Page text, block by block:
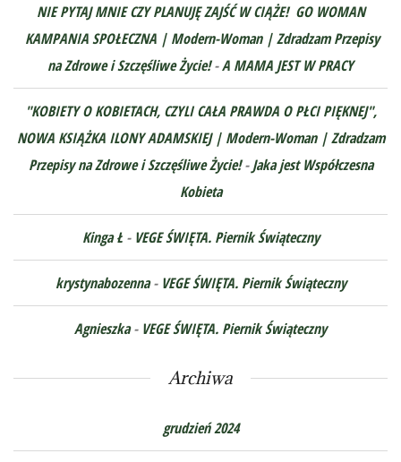
NIE PYTAJ MNIE CZY PLANUJĘ ZAJŚĆ W CIĄŻE! GO WOMAN
KAMPANIA SPOŁECZNA | Modern-Woman | Zdradzam Przepisy
na Zdrowe i Szczęśliwe Życie!-A MAMA JEST W PRACY
"KOBIETY O KOBIETACH, CZYLI CAŁA PRAWDA O PŁCI PIĘKNEJ",
NOWA KSIĄŻKA ILONY ADAMSKIEJ | Modern-Woman | Zdradzam
Przepisy na Zdrowe i Szczęśliwe Życie!-Jaka jest Współczesna
Kobieta
Kinga Ł- VEGE ŚWIĘTA. Piernik Świąteczny
krystynabozenna- VEGE ŚWIĘTA. Piernik Świąteczny
Agnieszka- VEGE ŚWIĘTA. Piernik Świąteczny
Archiwa
grudzień 2024